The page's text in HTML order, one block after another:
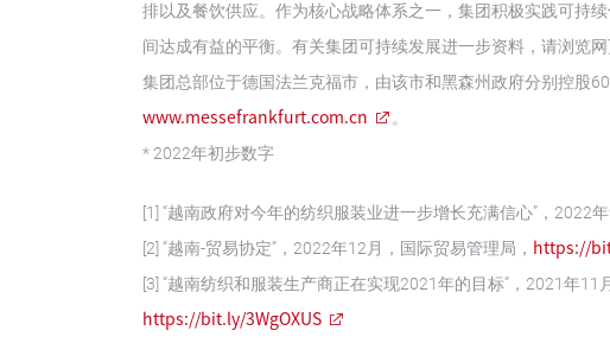
排以及餐饮供应。作为核心战略体系之一，集团积极实践可持
间达成有益的平衡。有关集团可持续发展进一步资料，请浏览网
集团总部位于德国法兰克福市，由该市和黑森州政府分别控股
www.messefrankfurt.com.cn
。
* 2022年初步数字
[1] “越南政府对今年的纺织服装业进一步增长充满信心”，2022
[2] “越南-贸易协定”，2022年12月，国际贸易管理局， https://
[3] “越南纺织和服装生产商正在实现2021年的目标”，2021年11
https://bit.ly/3WgOXUS